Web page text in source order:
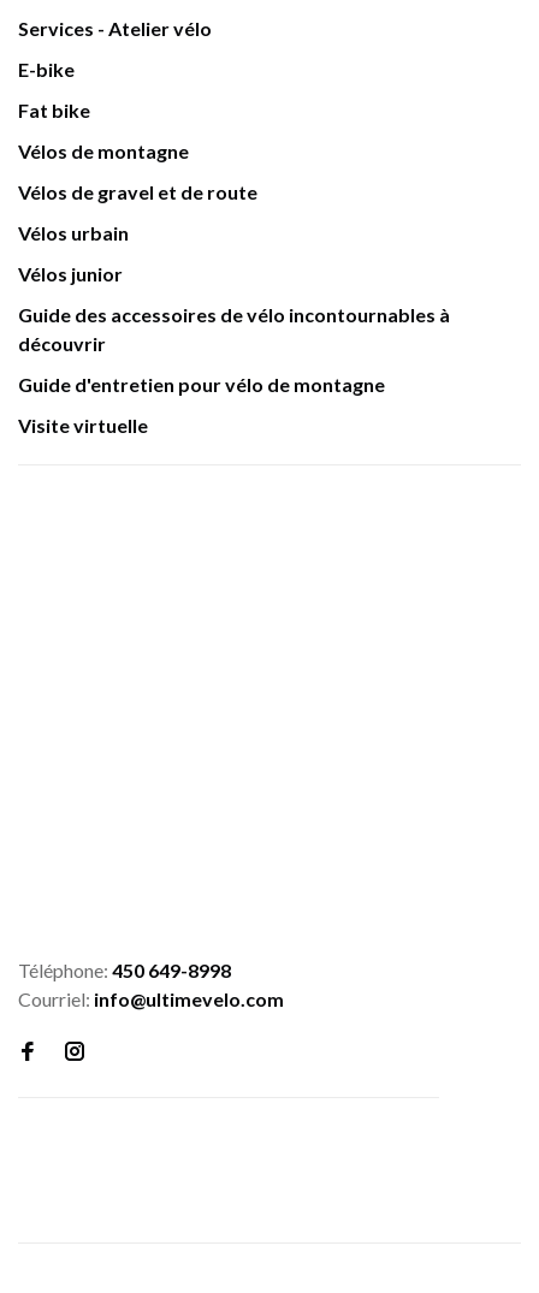
Services - Atelier vélo
E-bike
Fat bike
Vélos de montagne
Vélos de gravel et de route
Vélos urbain
Vélos junior
Guide des accessoires de vélo incontournables à
découvrir
Guide d'entretien pour vélo de montagne
Visite virtuelle
Téléphone: 450 649-8998
Courriel: info@ultimevelo.com